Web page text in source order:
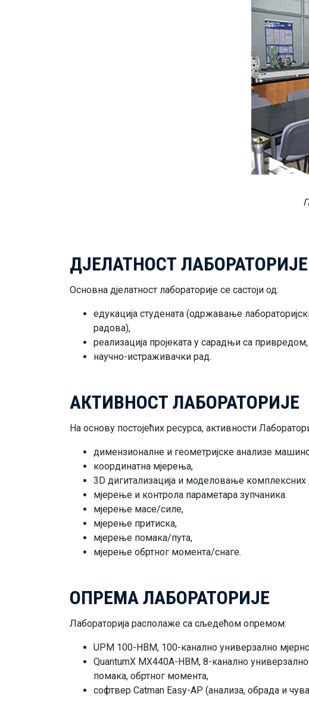
ДЈЕЛАТНОСТ ЛАБОРАТОРИЈЕ
Основна дјелатност лабораторије се састоји од:
едукација студената (одржавање
радова),
реализација пројеката у сарадњи са привредом,
научно-истраживачки рад.
АКТИВНОСТ ЛАБОРАТОРИЈЕ
Нa oснoву постојећих рeсурсa, активности
димензионалне и геометријске анализе
координатна мјерења,
3D дигитализација и моделовање
мјерење и контрола параметара зупчаника.
мјерење масе/силе,
мјерење притиска,
мјерење помака/пута,
мјерење обртног момента/снаге.
ОПРЕМА ЛАБОРАТОРИЈЕ
Лабораторија располаже са сљедећом опремом:
UPM 100-HBM, 100-кaнaлнo универзално мјерно
QuantumX MX440A-HBM, 8-кaнaлнo
помака, обртног момента,
софтвер Catman Easy-AP (анализа, обрада и